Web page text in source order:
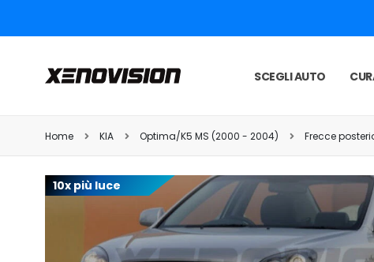
SCEGLI AUTO
Home KIA Optima/K5 MS (2000 - 2004) Frecce
10x più luce